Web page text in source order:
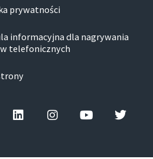
prywatności
informacyjna dla nagrywania
telefonicznych
f
LinkedinInstagram